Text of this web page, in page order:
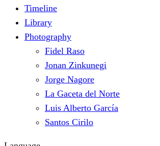
Timeline
Library
Photography
Fidel Raso
Jonan Zinkunegi
Jorge Nagore
La Gaceta del Norte
Luis Alberto García
Santos Cirilo